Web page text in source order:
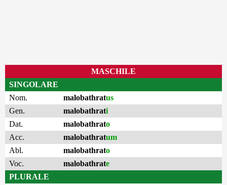
MASCHILE
SINGOLARE
Nom.
malobathratus
Gen.
malobathrati
Dat.
malobathrato
Acc.
malobathratum
Abl.
malobathrato
Voc.
malobathrate
PLURALE